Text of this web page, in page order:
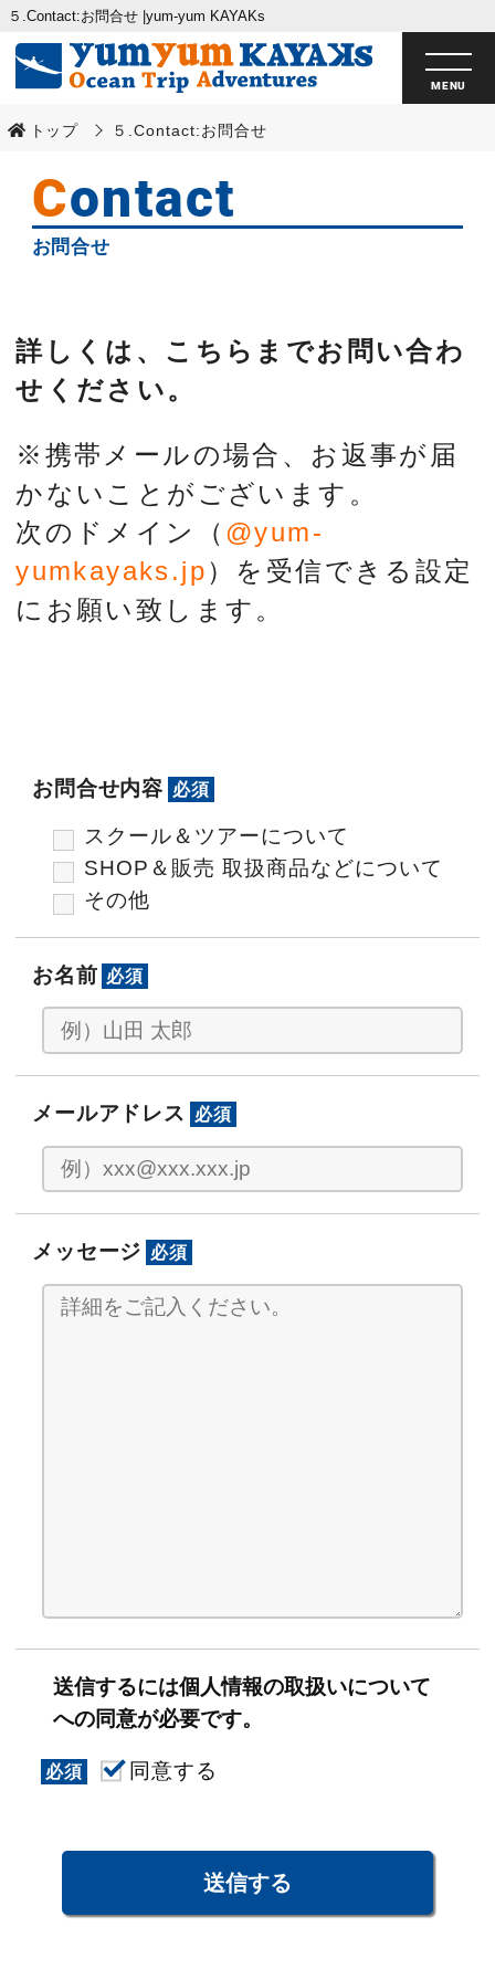
５.Contact:お問合せ |yum-yum KAYAKs
トップ ５.Contact:お問合せ
Contact
お問合せ
詳しくは、こちらまでお問い合わ
せください。
※携帯メールの場合、お返事が届
かないことがございます。
次のドメイン（ @yum-
yumkayaks.jp ）を受信できる設定
にお願い致します。
お問合せ内容 必須
スクール＆ツアーについて
SHOP＆販売 取扱商品などについて
その他
お名前 必須
メールアドレス 必須
メッセージ 必須
送信するには個人情報の取扱いについて
への同意が必要です。
必須 同意する